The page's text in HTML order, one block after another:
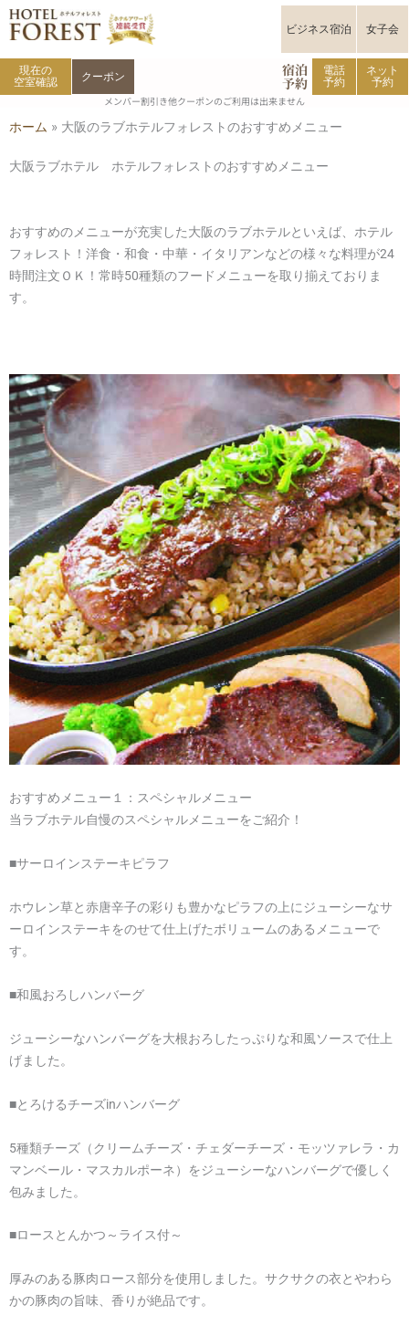
内
容
プ
ビジネス宿泊 女子会
現在の
空室確認
クーポン 宿泊
予約
電話
予約
ネット
予約
メンバー割引き他クーポンのご利用は出来ません
ホーム » 大阪のラブホテルフォレストのおすすめメニュー
大阪ラブホテル ホテルフォレストのおすすめメニュー
おすすめのメニューが充実した大阪のラブホテルといえば、ホテル
フォレスト！洋食・和食・中華・イタリアンなどの様々な料理が24
時間注文ＯＫ！常時50種類のフードメニューを取り揃えておりま
す。
おすすめメニュー１：スペシャルメニュー
当ラブホテル自慢のスペシャルメニューをご紹介！
■サーロインステーキピラフ
ホウレン草と赤唐辛子の彩りも豊かなピラフの上にジューシーなサ
ーロインステーキをのせて仕上げたボリュームのあるメニューで
す。
■和風おろしハンバーグ
ジューシーなハンバーグを大根おろしたっぷりな和風ソースで仕上
げました。
■とろけるチーズinハンバーグ
5種類チーズ（クリームチーズ・チェダーチーズ・モッツァレラ・カ
マンベール・マスカルポーネ）をジューシーなハンバーグで優しく
包みました。
■ロースとんかつ～ライス付～
厚みのある豚肉ロース部分を使用しました。サクサクの衣とやわら
かの豚肉の旨味、香りが絶品です。